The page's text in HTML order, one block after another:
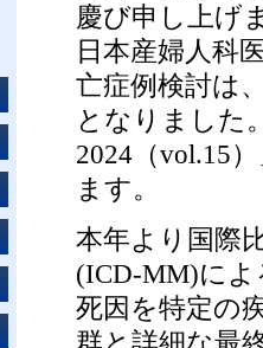
慶び申し上げ
日本産婦人科
亡症例検討は
となりました
2024（vol.15
ます。
本年より国際
(ICD-MM)に
死因を特定の
群と詳細な最